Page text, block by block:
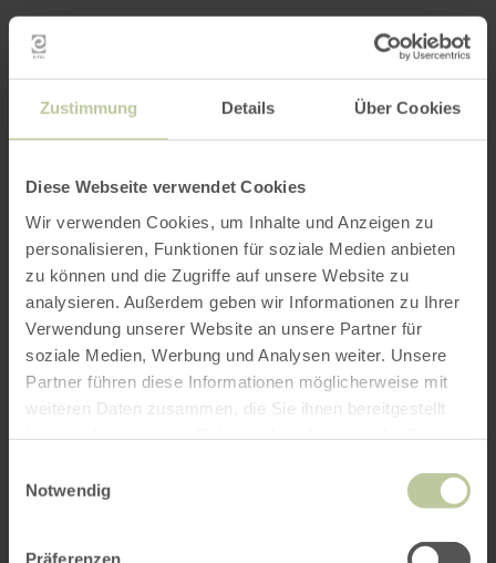
Zustimmung Details Über Cookies
Diese Webseite verwendet Cookies
Wir verwenden Cookies, um Inhalte und Anzeigen zu
personalisieren, Funktionen für soziale Medien anbieten
zu können und die Zugriffe auf unsere Website zu
analysieren. Außerdem geben wir Informationen zu Ihrer
Verwendung unserer Website an unsere Partner für
soziale Medien, Werbung und Analysen weiter. Unsere
Partner führen diese Informationen möglicherweise mit
weiteren Daten zusammen, die Sie ihnen bereitgestellt
Notwendig
Präferenzen